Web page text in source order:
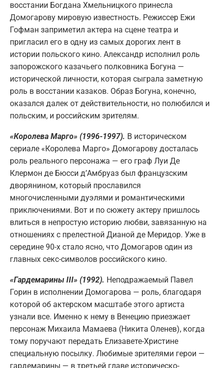
восстании Богдана Хмельницкого принесла
Домогарову мировую известность. Режиссер Ежи
Гофман заприметил актера на сцене театра и
пригласил его в одну из самых дорогих лент в
истории польского кино. Александр исполнил роль
запорожского казачьего полковника Богуна —
исторической личности, которая сыграла заметную
роль в восстании казаков. Образ Богуна, конечно,
оказался далек от действительности, но полюбился и
польским, и российским зрителям.
«Королева Марго» (1996-1997). В историческом
сериале «Королева Марго» Домогарову досталась
роль реального персонажа — его граф Луи Де
Клермон де Бюсси д’Амбруаз был французским
дворянином, который прославился
многочисленными дуэлями и романтическими
приключениями. Вот и по сюжету актеру пришлось
влиться в непростую историю любви, завязанную на
отношениях с прелестной Дианой де Меридор. Уже в
середине 90-х стало ясно, что Домогаров один из
главных секс-символов российского кино.
«Гардемарины III» (1992). Неподражаемый Павел
Горин в исполнении Домогарова — роль, благодаря
которой об актерском масштабе этого артиста
узнали все. Именно к нему в Венецию приезжает
персонаж Михаила Мамаева (Никита Оленев), когда
тому поручают передать Елизавете-Христине
специальную посылку. Любимые зрителями герои —
гардемарины — в третьей главе историческо-